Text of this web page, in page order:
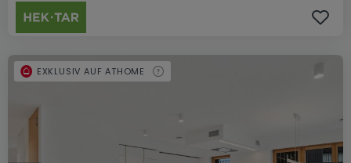
EXKLUSIV AUF ATHOME